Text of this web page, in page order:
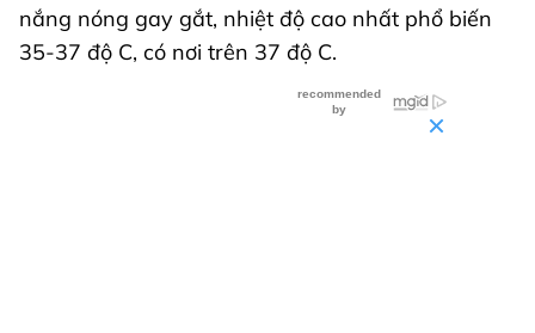
nắng nóng gay gắt, nhiệt độ cao nhất phổ biến
35-37 độ C, có nơi trên 37 độ C.